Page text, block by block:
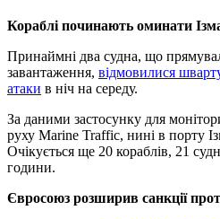
Кораблі починають оминати
Принаймні два судна, що
завантаження, відмовилися
атаки в ніч на середу.
За даними застосунку для
руху Marine Traffic, нині в порту
Очікується ще 20 кораблів, 21
години.
Євросоюз розширив санкції